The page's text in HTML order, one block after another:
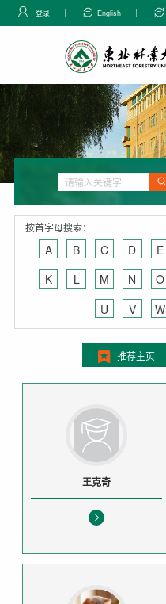
登录 English
按首字母搜索：
A B C D E
K
L M N O
U
V W
推荐主页
王克奇